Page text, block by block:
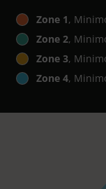
Zone 1,
Zone 2,
Zone 3,
Zone 4,